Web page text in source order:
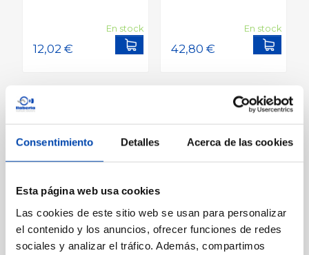
Consentimiento Detalles Acerca de las cookies
Esta página web usa cookies
Las cookies de este sitio web se usan para personalizar
el contenido y los anuncios, ofrecer funciones de redes
sociales y analizar el tráfico. Además, compartimos
En stock
Add to cart
En stock
Add
LIMPIAFONDOS
ALUMINIO 350 1"1/2
CLIP BLUE LINE
Limpiafondos flexible
350 1 1/2"